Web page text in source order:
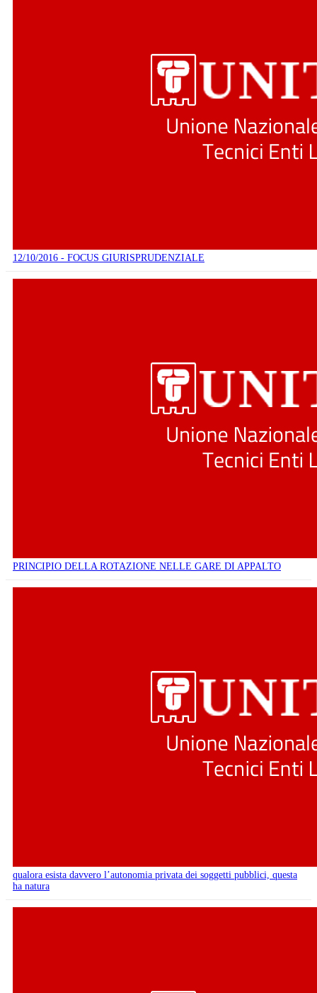
12/10/2016 - FOCUS GIURISPRUDENZIALE
PRINCIPIO DELLA ROTAZIONE NELLE GARE DI APPALTO
qualora esista davvero l’autonomia privata dei soggetti pubblici, questa
ha natura